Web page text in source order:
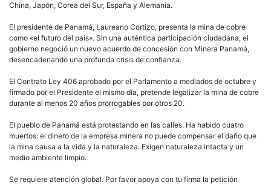
China, Japón, Corea del Sur, España y Alemania.
El presidente de Panamá, Laureano Cortizo, presenta la mina de cobre
como «el futuro del país». Sin una auténtica participación ciudadana, el
gobierno negoció un nuevo acuerdo de concesión con Minera Panamá,
desencadenando una profunda crisis de confianza.
El Contrato Ley 406 aprobado por el Parlamento a mediados de octubre y
firmado por el Presidente el mismo día, pretende legalizar la mina de cobre
durante al menos 20 años prorrogables por otros 20.
El pueblo de Panamá está protestando en las calles. Ha habido cuatro
muertos: el dinero de la empresa minera no puede compensar el daño que
la mina causa a la vida y la naturaleza. Exigen naturaleza intacta y un
medio ambiente limpio.
Se requiere atención global. Por favor apoya con tu firma la petición